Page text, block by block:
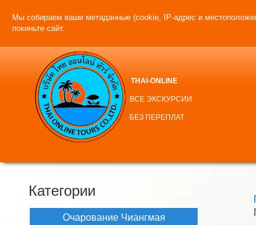
Мы собираем ваши метаданные (cookie, IP-адрес и
покиньте сайт.
THAI-ONLINE
ВСЕ ЭКСКУРСИИ
БЕЗ ПЕРЕПЛАТ
Категории
Очарование Чиангмая